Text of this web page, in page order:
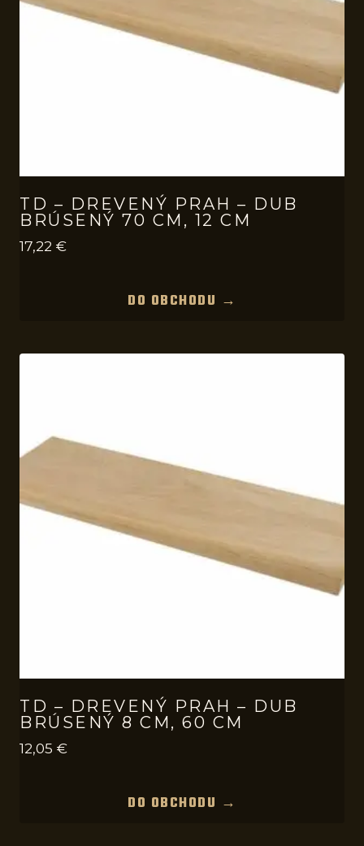
TD – DREVENÝ PRAH – DUB
BRÚSENÝ 70 CM, 12 CM
17,22 €
DO OBCHODU →
TD – DREVENÝ PRAH – DUB
BRÚSENÝ 8 CM, 60 CM
12,05 €
DO OBCHODU →